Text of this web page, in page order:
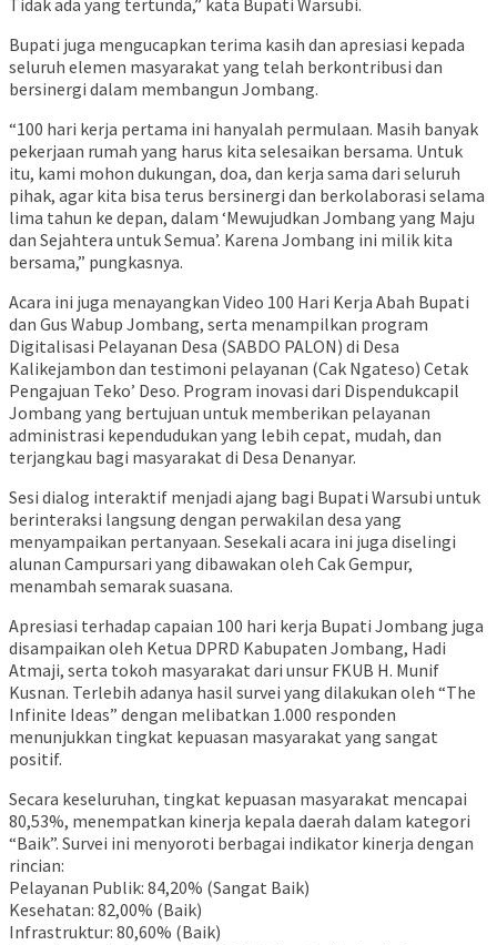
Tidak ada yang tertunda,” kata Bupati Warsubi.
Bupati juga mengucapkan terima kasih dan apresiasi kepada
seluruh elemen masyarakat yang telah berkontribusi dan
bersinergi dalam membangun Jombang.
“100 hari kerja pertama ini hanyalah permulaan. Masih banyak
pekerjaan rumah yang harus kita selesaikan bersama. Untuk
itu, kami mohon dukungan, doa, dan kerja sama dari seluruh
pihak, agar kita bisa terus bersinergi dan berkolaborasi selama
lima tahun ke depan, dalam ‘Mewujudkan Jombang yang Maju
dan Sejahtera untuk Semua’. Karena Jombang ini milik kita
bersama,” pungkasnya.
Acara ini juga menayangkan Video 100 Hari Kerja Abah Bupati
dan Gus Wabup Jombang, serta menampilkan program
Digitalisasi Pelayanan Desa (SABDO PALON) di Desa
Kalikejambon dan testimoni pelayanan (Cak Ngateso) Cetak
Pengajuan Teko’ Deso. Program inovasi dari Dispendukcapil
Jombang yang bertujuan untuk memberikan pelayanan
administrasi kependudukan yang lebih cepat, mudah, dan
terjangkau bagi masyarakat di Desa Denanyar.
Sesi dialog interaktif menjadi ajang bagi Bupati Warsubi untuk
berinteraksi langsung dengan perwakilan desa yang
menyampaikan pertanyaan. Sesekali acara ini juga diselingi
alunan Campursari yang dibawakan oleh Cak Gempur,
menambah semarak suasana.
Apresiasi terhadap capaian 100 hari kerja Bupati Jombang juga
disampaikan oleh Ketua DPRD Kabupaten Jombang, Hadi
Atmaji, serta tokoh masyarakat dari unsur FKUB H. Munif
Kusnan. Terlebih adanya hasil survei yang dilakukan oleh “The
Infinite Ideas” dengan melibatkan 1.000 responden
menunjukkan tingkat kepuasan masyarakat yang sangat
positif.
Secara keseluruhan, tingkat kepuasan masyarakat mencapai
80,53%, menempatkan kinerja kepala daerah dalam kategori
“Baik”. Survei ini menyoroti berbagai indikator kinerja dengan
rincian:
Pelayanan Publik: 84,20% (Sangat Baik)
Kesehatan: 82,00% (Baik)
Infrastruktur: 80,60% (Baik)